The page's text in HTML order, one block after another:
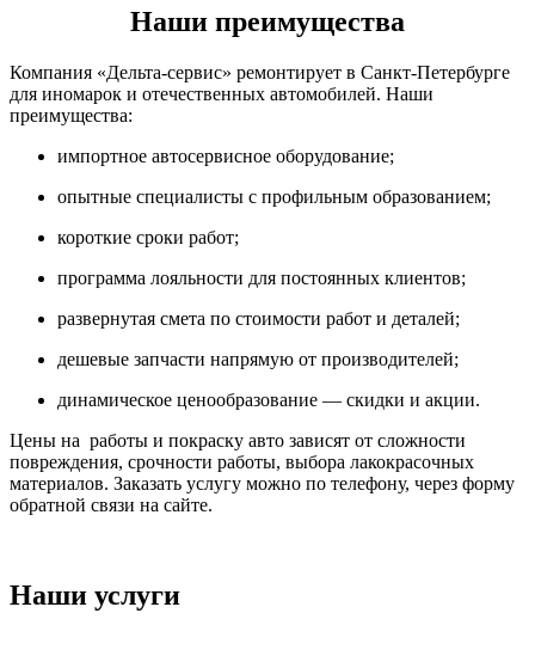
Наши преимущества
Компания «Дельта-сервис» ремонтирует в Санкт-Петербурге
для иномарок и отечественных автомобилей. Наши
преимущества:
импортное автосервисное оборудование;
опытные специалисты с профильным образованием;
короткие сроки работ;
программа лояльности для постоянных клиентов;
развернутая смета по стоимости работ и деталей;
дешевые запчасти напрямую от производителей;
динамическое ценообразование — скидки и акции.
Цены на работы и покраску авто зависят от сложности
повреждения, срочности работы, выбора лакокрасочных
материалов. Заказать услугу можно по телефону, через форму
обратной связи на сайте.
Наши услуги